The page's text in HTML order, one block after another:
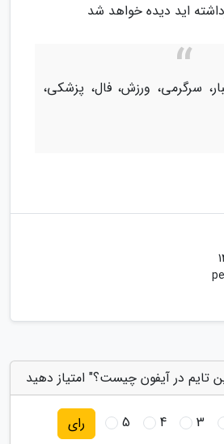
اید دیده خواهد شد
سرگرمی، ورزش، فال، پزشکی،
تایم در آیفون چیست؟" امتیاز دهید
3
4
5 رای